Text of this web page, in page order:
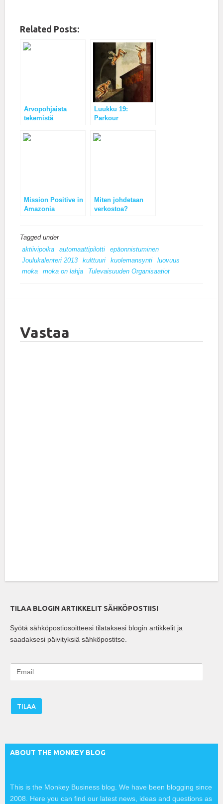
Related Posts:
Arvopohjaista
tekemistä
Luukku 19:
Parkour
Mission Positive in
Amazonia
Miten johdetaan
verkostoa?
Tagged under
aktiivipoika
automaattipilotti
epäonnistuminen
Joulukalenteri 2013
kulttuuri kuolemansynti
luovuus
moka
moka on lahja Tulevaisuuden Organisaatiot
Vastaa
TILAA BLOGIN ARTIKKELIT SÄHKÖPOSTIISI
Syötä sähköpostiosoitteesi tilataksesi blogin artikkelit ja
saadaksesi päivityksiä sähköpostitse.
l
ABOUT THE MONKEY BLOG
This is the Monkey Business blog. We have been blogging since
2008. Here you can find our latest news, ideas and questions as